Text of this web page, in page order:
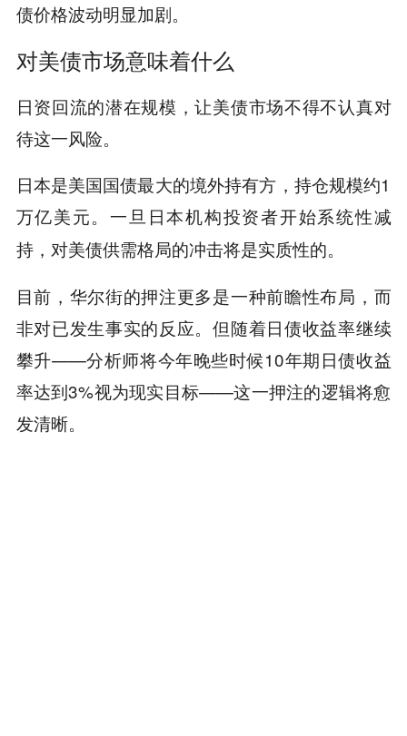
债价格波动明显加剧。
对美债市场意味着什么
日资回流的潜在规模，让美债市场不得不认真对
待这一风险。
日本是美国国债最大的境外持有方，持仓规模约1
万亿美元。一旦日本机构投资者开始系统性减
持，对美债供需格局的冲击将是实质性的。
目前，华尔街的押注更多是一种前瞻性布局，而
非对已发生事实的反应。但随着日债收益率继续
攀升——分析师将今年晚些时候10年期日债收益
率达到3%视为现实目标——这一押注的逻辑将愈
发清晰。